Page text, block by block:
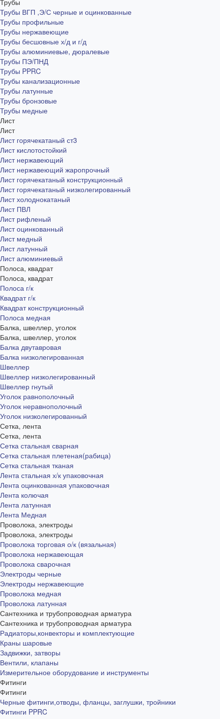
Трубы
Трубы ВГП ,Э/С черные и оцинкованные
Трубы профильные
Трубы нержавеющие
Трубы бесшовные х/д и г/д
Трубы алюминиевые, дюралевые
Трубы ПЭ/ПНД
Трубы PPRC
Трубы канализационные
Трубы латунные
Трубы бронзовые
Трубы медные
Лист
Лист
Лист горячекатаный ст3
Лист кислотостойкий
Лист нержавеющий
Лист нержавеющий жаропрочный
Лист горячекатаный конструкционный
Лист горячекатаный низколегированный
Лист холоднокатаный
Лист ПВЛ
Лист рифленый
Лист оцинкованный
Лист медный
Лист латунный
Лист алюминиевый
Полоса, квадрат
Полоса, квадрат
Полоса г/к
Квадрат г/к
Квадрат конструкционный
Полоса медная
Балка, швеллер, уголок
Балка, швеллер, уголок
Балка двутавровая
Балка низколегированная
Швеллер
Швеллер низколегированный
Швеллер гнутый
Уголок равнополочный
Уголок неравнополочный
Уголок низколегированный
Сетка, лента
Сетка, лента
Сетка стальная сварная
Сетка стальная плетеная(рабица)
Сетка стальная тканая
Лента стальная х/к упаковочная
Лента оцинкованная упаковочная
Лента колючая
Лента латунная
Лента Медная
Проволока, электроды
Проволока, электроды
Проволока торговая о/к (вязальная)
Проволока нержавеющая
Проволока сварочная
Электроды черные
Электроды нержавеющие
Проволока медная
Проволока латунная
Сантехника и трубопроводная арматура
Сантехника и трубопроводная арматура
Радиаторы,конвекторы и комплектующие
Краны шаровые
Задвижки, затворы
Вентили, клапаны
Измерительное оборудование и инструменты
Фитинги
Фитинги
Черные фитинги,отводы, фланцы, заглушки, тройники
Фитинги PPRC